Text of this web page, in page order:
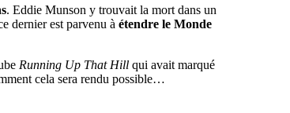
. Eddie Munson y trouvait la mort dans un
dernier est parvenu à étendre le Monde
Running Up That Hill qui avait marqué
cela sera rendu possible…